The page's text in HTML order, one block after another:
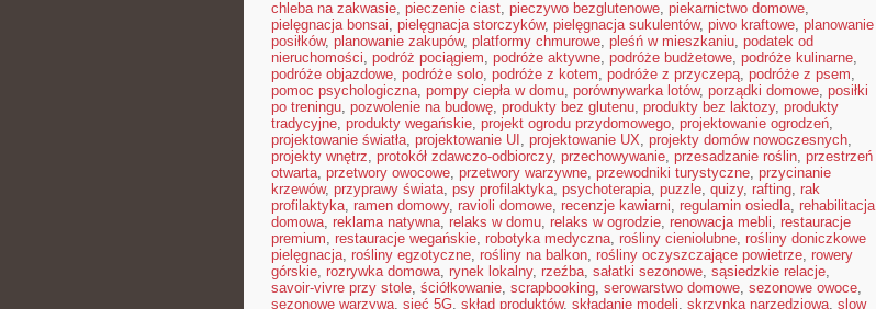
chleba na zakwasie, pieczenie ciast, pieczywo bezglutenowe, piekarnictwo domowe,
pielęgnacja bonsai, pielęgnacja storczyków, pielęgnacja sukulentów, piwo kraftowe, planowanie
posiłków, planowanie zakupów, platformy chmurowe, pleśń w mieszkaniu, podatek od
nieruchomości, podróż pociągiem, podróże aktywne, podróże budżetowe, podróże kulinarne,
podróże objazdowe, podróże solo, podróże z kotem, podróże z przyczepą, podróże z psem,
pomoc psychologiczna, pompy ciepła w domu, porównywarka lotów, porządki domowe, posiłki
po treningu, pozwolenie na budowę, produkty bez glutenu, produkty bez laktozy, produkty
tradycyjne, produkty wegańskie, projekt ogrodu przydomowego, projektowanie ogrodzeń,
projektowanie światła, projektowanie UI , projektowanie UX, projekty domów nowoczesnych,
projekty wnętrz, protokół zdawczo-odbiorczy, przechowywanie, przesadzanie roślin, przestrzeń
otwarta, przetwory owocowe, przetwory warzywne, przewodniki turystyczne, przycinanie
krzewów, przyprawy świata, psy profilaktyka, psychoterapia, puzzle, quizy, rafting, rak
profilaktyka, ramen domowy, ravioli domowe, recenzje kawiarni, regulamin osiedla, rehabilitacja
domowa, reklama natywna, relaks w domu, relaks w ogrodzie, renowacja mebli, restauracje
premium, restauracje wegańskie, robotyka medyczna, rośliny cieniolubne, rośliny doniczkowe
pielęgnacja, rośliny egzotyczne, rośliny na balkon, rośliny oczyszczające powietrze, rowery
górskie, rozrywka domowa, rynek lokalny, rzeźba, sałatki sezonowe, sąsiedzkie relacje,
savoir-vivre przy stole, ściółkowanie, scrapbooking, serowarstwo domowe, sezonowe owoce,
sezonowe warzywa, sieć 5G, skład produktów, składanie modeli, skrzynka narzędziowa, slow